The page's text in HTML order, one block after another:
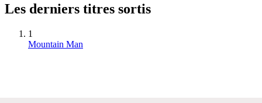
Les derniers titres sortis
1
Mountain Man